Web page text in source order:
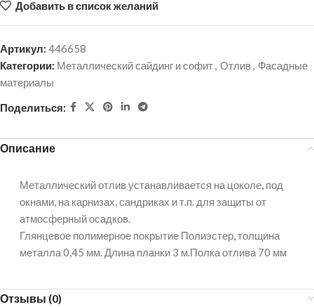
Добавить в список желаний
Артикул: 446658
Категории: Металлический сайдинг и софит, Отлив, Фасадные
материалы
Поделиться:
Описание
Металлический отлив устанавливается на цоколе, под
окнами, на карнизах, сандриках и т.п. для защиты от
атмосферный осадков.
Глянцевое полимерное покрытие Полиэстер, толщина
металла 0,45 мм. Длина планки 3 м.Полка отлива 70 мм
Отзывы (0)